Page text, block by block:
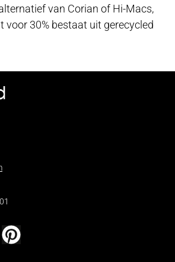
van Corian of Hi-Macs,
voor 30% bestaat uit gerecycled